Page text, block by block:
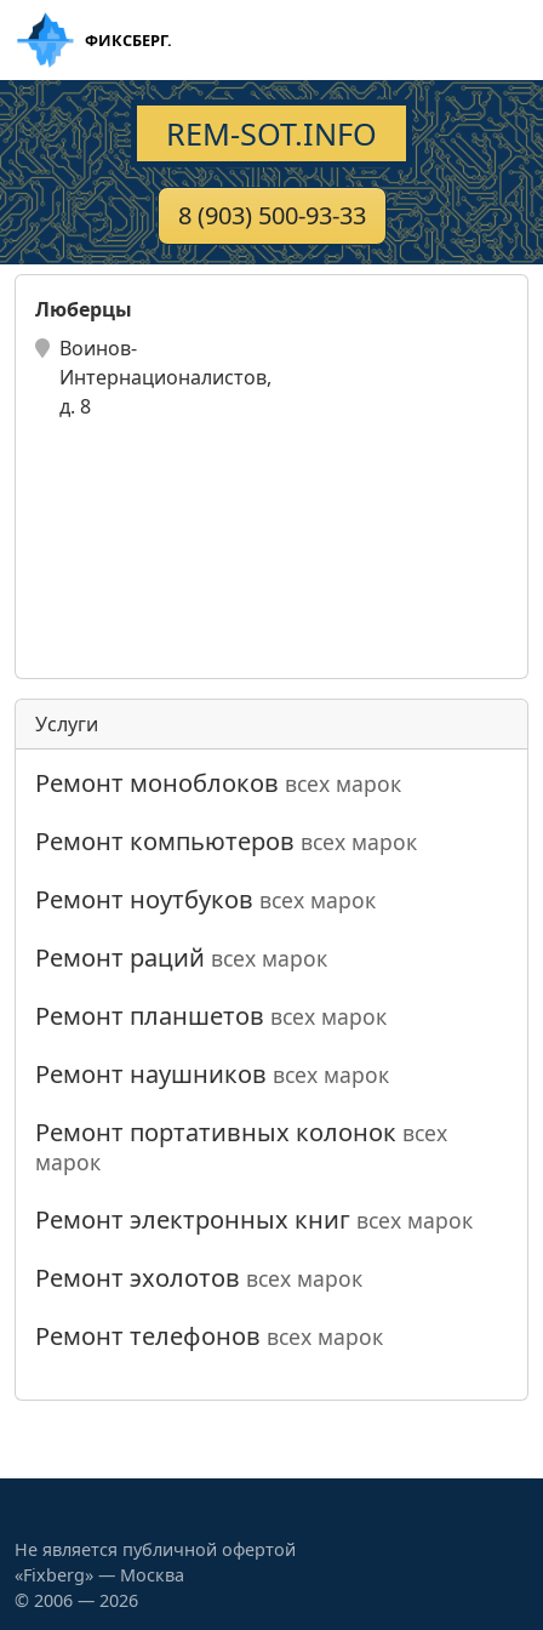
ФИКСБЕРГ.
REM-SOT.INFO
8 (903) 500-93-33
Люберцы
Воинов-
Интернационалистов,
д. 8
Услуги
Ремонт моноблоков всех марок
Ремонт компьютеров всех марок
Ремонт ноутбуков всех марок
Ремонт раций всех марок
Ремонт планшетов всех марок
Ремонт наушников всех марок
Ремонт портативных колонок всех
марок
Ремонт электронных книг всех марок
Ремонт эхолотов всех марок
Ремонт телефонов всех марок
Не является публичной офертой
«Fixberg» — Москва
© 2006 — 2026